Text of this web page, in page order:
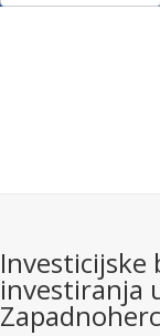
investiranja